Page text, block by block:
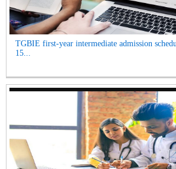
TGBIE first-year intermediate admission
15...